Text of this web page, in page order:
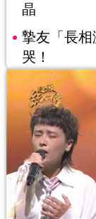
晶
摯友「長
哭！